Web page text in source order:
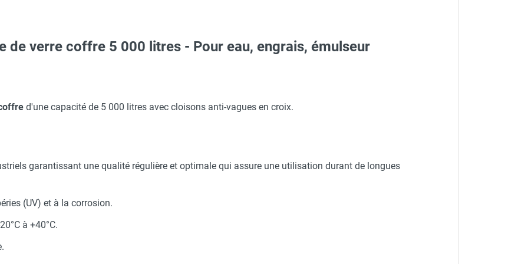
simple filetée pas gaz DN 20 - CEMO
- Ø 420 mm - CEMO
M - HUSQVARNA
de verre coffre 5 000 litres - Pour eau, engrais, émulseur
d'une capacité de 5 000 litres avec cloisons anti-vagues en croix.
garantissant une qualité régulière et optimale qui assure une utilisation durant de longues
(UV) et à la corrosion.
à +40°C.